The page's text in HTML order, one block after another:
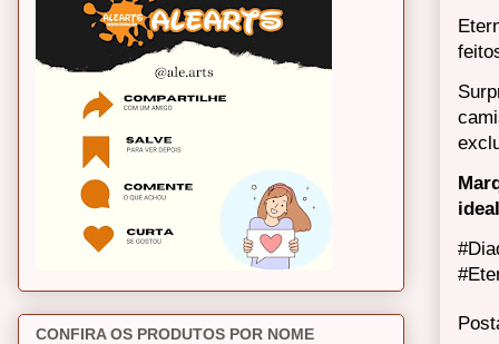
CONFIRA OS PRODUTOS POR NOME